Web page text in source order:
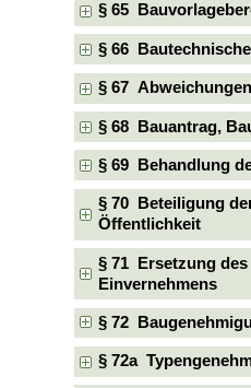
§ 65
§ 66
§ 67 Abweichungen
§ 68 Bauantrag,
§ 69 Behandlung
§ 70 Beteiligung
Öffentlichkeit
§ 71 Ersetzung
Einvernehmens
§ 72
§ 72a